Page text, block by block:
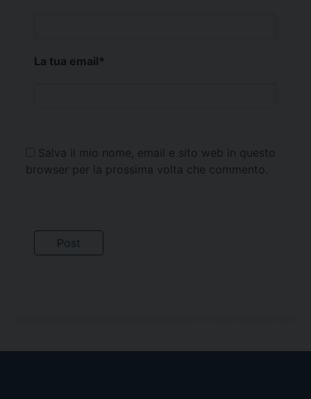
La tua email*
Salva il mio nome, email e sito web in questo
browser per la prossima volta che commento.